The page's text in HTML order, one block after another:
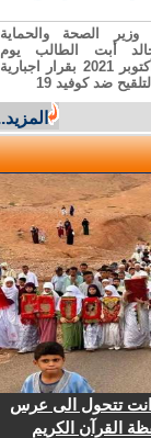
الصحة والحماية
أبت الطالب يوم
الخميس 21 أكتوبر 2021 بقرار اجبارية
ضد كوفيد 19
المزيد...
تتحول الى عرس
القرآن الكريم